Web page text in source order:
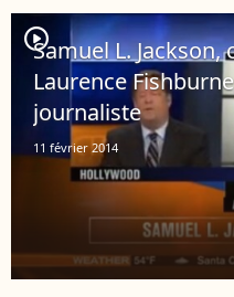
player2
Samuel L.
Laurence
journaliste
11 février 2014